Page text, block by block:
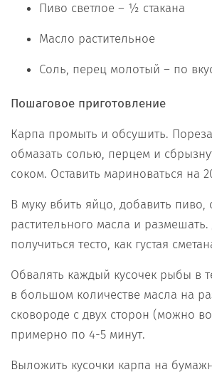
Пиво светлое – ½ стакана
Масло растительное
Соль, перец молотый – по
Пошаговое приготовление
Карпа промыть и обсушить.
обмазать солью, перцем и
соком. Оставить мариноваться на
В муку вбить яйцо, добавить пиво,
растительного масла и
получиться тесто, как густая
Обвалять каждый кусочек рыбы в
в большом количестве масла на
сковороде с двух сторон (можно
примерно по 4-5 минут.
Выложить кусочки карпа на